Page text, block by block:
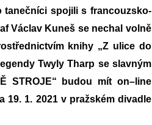
spojili s francouzsko-
Václav Kuneš se nechal volně
knihy „Z ulice do
Twyly Tharp se slavným
STROJE“
budou míton–line
19. 1. 2021 v pražském divadle